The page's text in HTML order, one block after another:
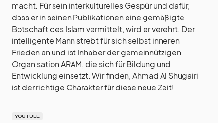
macht. Für sein interkulturelles Gespür und dafür,
dass er in seinen Publikationen eine gemäßigte
Botschaft des Islam vermittelt, wird er verehrt. Der
intelligente Mann strebt für sich selbst inneren
Frieden an und ist Inhaber der gemeinnützigen
Organisation ARAM, die sich für Bildung und
Entwicklung einsetzt. Wir finden, Ahmad Al Shugairi
ist der richtige Charakter für diese neue Zeit!
YOUTUBE